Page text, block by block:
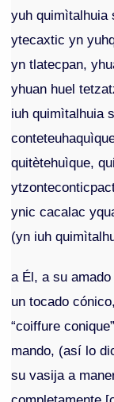
yuh quimìtalhuia
ytecaxtic yn
yn tlatecpan,
yhuan huel
iuh quimìtalhuia
quitètehuìque,
ynic cacalac
(yn iuh
a Él, a su
un tocado
“coiffure
mando, (así lo
su vasija a